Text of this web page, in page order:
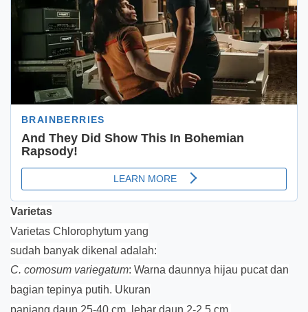
Varietas
Varietas Chlorophytum yang
sudah banyak dikenal adalah:
C. comosum variegatum: Warna daunnya hijau pucat dan
bagian tepinya putih. Ukuran
panjang daun 25-40 cm, lebar daun 2-2,5 cm.